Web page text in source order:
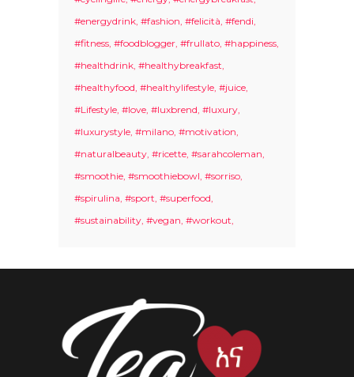
#energydrink #fashion #felicità #fendi
#fitness #foodblogger #frullato #happiness
#healthdrink #healthybreakfast
#healthyfood #healthylifestyle #juice
#Lifestyle #love #luxbrend #luxury
#luxurystyle #milano #motivation
#naturalbeauty #ricette #sarahcoleman
#smoothie #smoothiebowl #sorriso
#spirulina #sport #superfood
#sustainability #vegan #workout